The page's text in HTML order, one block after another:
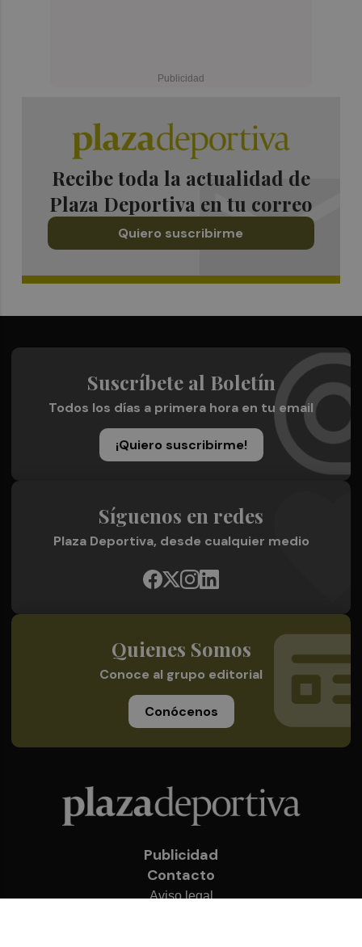
Recibe toda la actualidad de
Plaza Deportiva en tu correo
Quiero suscribirme
Suscríbete al Boletín
Todos los días a primera hora en tu email
¡Quiero suscribirme!
Síguenos en redes
Plaza Deportiva, desde cualquier medio
Quienes Somos
Conoce al grupo editorial
Conócenos
Publicidad
Contacto
Aviso legal